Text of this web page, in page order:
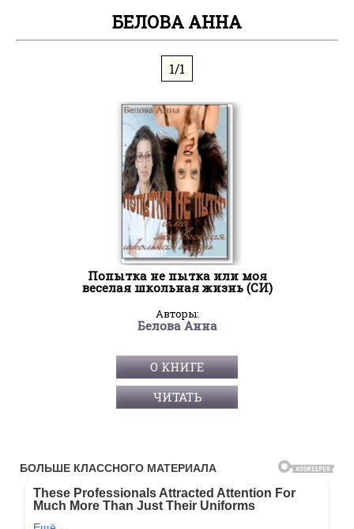
БЕЛОВА АННА
1/1
Попытка не пытка или моя
веселая школьная жизнь (СИ)
Авторы:
Белова Анна
О КНИГЕ
ЧИТАТЬ